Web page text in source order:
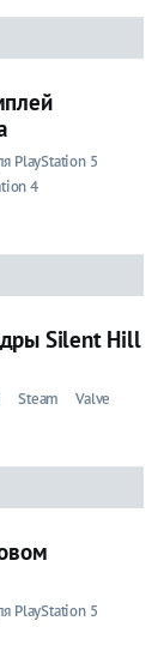
PlayStation 5
4
Silent Hill
Steam
Valve
PlayStation 5